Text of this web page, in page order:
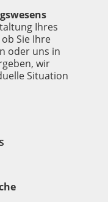
Ihres
Sie Ihre
oder uns in
wir
Situation